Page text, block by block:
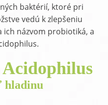
baktérií, ktoré pri
vedú k zlepšeniu
ich názvom probiotiká, a
hladinu